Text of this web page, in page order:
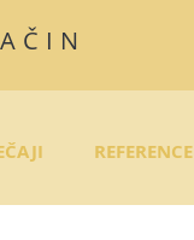
REFERENCE